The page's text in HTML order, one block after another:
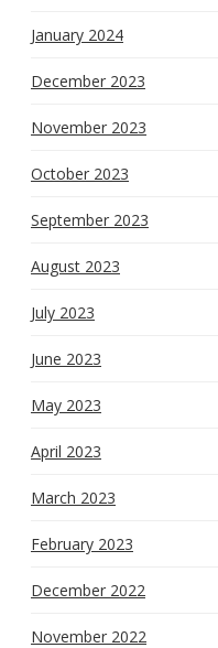
January 2024
December 2023
November 2023
October 2023
September 2023
August 2023
July 2023
June 2023
May 2023
April 2023
March 2023
February 2023
December 2022
November 2022